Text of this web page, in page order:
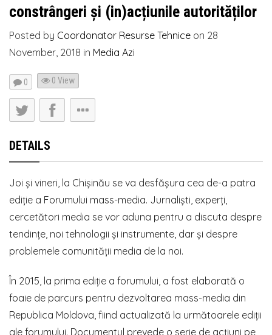
constrângeri și (in)acțiunile autorităților
Posted by Coordonator Resurse Tehnice on 28
November, 2018 in Media Azi
0 0 View
DETAILS
Joi și vineri, la Chișinău se va desfășura cea de-a patra
ediție a Forumului mass-media. Jurnaliști, experți,
cercetători media se vor aduna pentru a discuta despre
tendințe, noi tehnologii și instrumente, dar și despre
problemele comunității media de la noi.
În 2015, la prima ediție a forumului, a fost elaborată o
foaie de parcurs pentru dezvoltarea mass-media din
Republica Moldova, fiind actualizată la următoarele ediții
ale forumului. Documentul prevede o serie de acțiuni pe